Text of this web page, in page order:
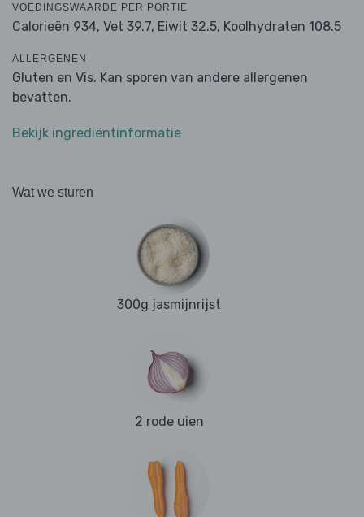
VOEDINGSWAARDE PER PORTIE
Calorieën 934, Vet 39.7, Eiwit 32.5, Koolhydraten 108.5
ALLERGENEN
Gluten en Vis. Kan sporen van andere allergenen
bevatten.
Bekijk ingrediëntinformatie
Wat we sturen
300g jasmijnrijst
2 rode uien